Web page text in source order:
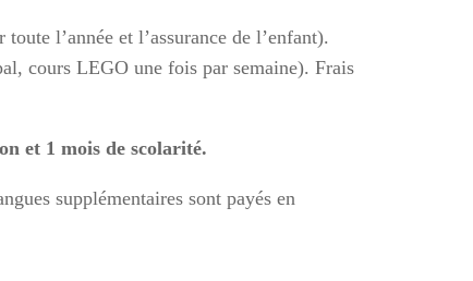
l’année et l’assurance de l’enfant).
cours LEGO une fois par semaine). Frais
et 1 mois de scolarité.
supplémentaires sont payés en